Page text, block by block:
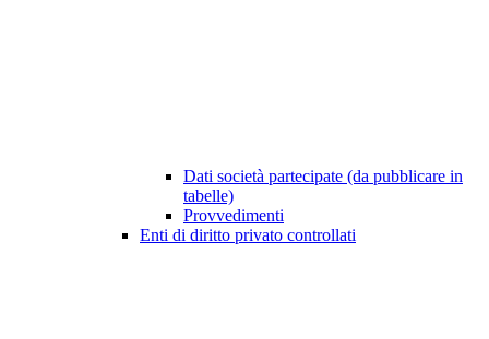
Dati società partecipate (da pubblicare in
tabelle)
Provvedimenti
Enti di diritto privato controllati